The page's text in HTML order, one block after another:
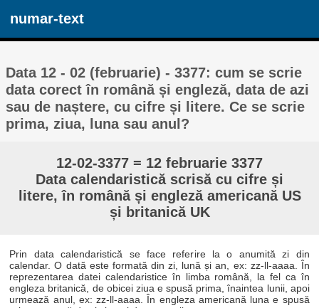
numar-text
Data 12 - 02 (februarie) - 3377: cum se scrie
data corect în română și engleză, data de azi
sau de naștere, cu cifre și litere. Ce se scrie
prima, ziua, luna sau anul?
12-02-3377 = 12 februarie 3377
Data calendaristică scrisă cu cifre și
litere, în română și engleză americană US
și britanică UK
Prin data calendaristică se face referire la o anumită zi din
calendar. O dată este formată din zi, lună și an, ex: zz-ll-aaaa. În
reprezentarea datei calendaristice în limba română, la fel ca în
engleza britanică, de obicei ziua e spusă prima, înaintea lunii, apoi
urmează anul, ex: zz-ll-aaaa. În engleza americană luna e spusă